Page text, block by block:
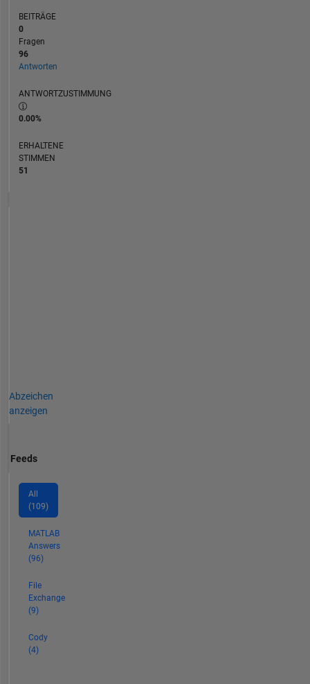
BEITRÄGE
0
Fragen
96
Antworten
ANTWORTZUSTIMMUNG
0.00%
ERHALTENE
STIMMEN
51
Abzeichen
anzeigen
Feeds
All
(109)
MATLAB
Answers
(96)
File
Exchange
(9)
Cody
(4)